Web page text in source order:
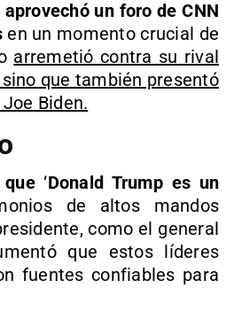
un foro de CNN
en un momento crucial de
arremetió contra su rival
que también presentó
Biden.
que‘Donald Trump es un
de altos mandos
como el general
que estos líderes
fuentes confiables para